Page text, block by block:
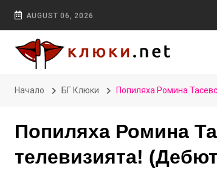
AUGUST 06, 2026
Начало БГ Клюки Попиляха Ромина
Попиляха Ромина
телевизията!